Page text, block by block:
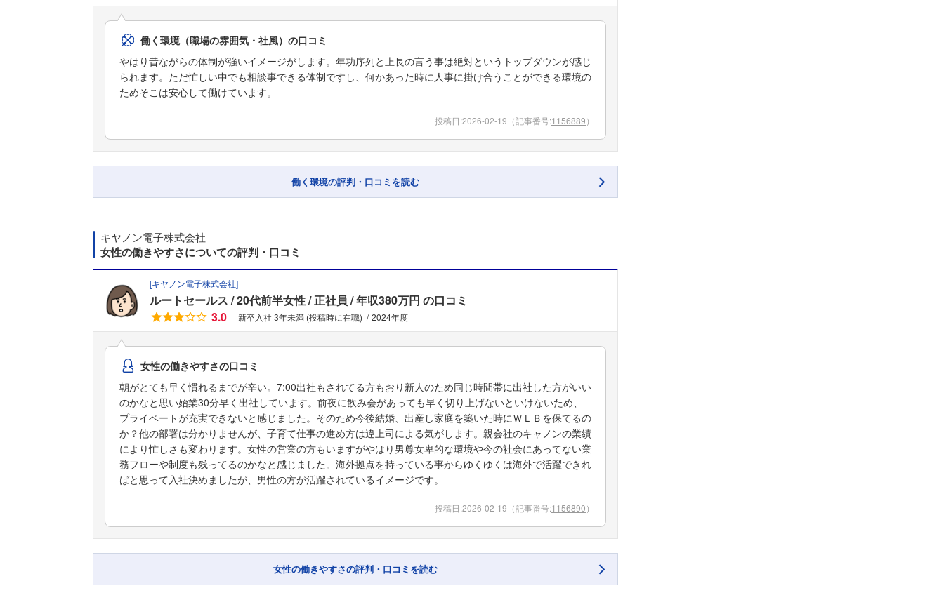
働く環境（職場の雰囲気・社風）の口コミ
やはり昔ながらの体制が強いイメージがします。年功序列と上長の言う事は絶対というトップダウンが感じ
られます。ただ忙しい中でも相談事できる体制ですし、何かあった時に人事に掛け合うことができる環境の
ためそこは安心して働けています。
投稿日:2026-02-19 （記事番号:1156889）
働く環境の評判・口コミを読む
キヤノン電子株式会社
女性の働きやすさについての評判・口コミ
[キヤノン電子株式会社]
ルートセールス 20代前半女性 正社員 年収380万円 の口コミ
3.0
新卒入社 3年未満 (投稿時に在職) 2024年度
女性の働きやすさの口コミ
朝がとても早く慣れるまでが辛い。7:00出社もされてる方もおり新人のため同じ時間帯に出社した方がいい
のかなと思い始業30分早く出社しています。前夜に飲み会があっても早く切り上げないといけないため、
プライベートが充実できないと感じました。そのため今後結婚、出産し家庭を築いた時にＷＬＢを保てるの
か？他の部署は分かりませんが、子育て仕事の進め方は違上司による気がします。親会社のキャノンの業績
により忙しさも変わります。女性の営業の方もいますがやはり男尊女卑的な環境や今の社会にあってない業
務フローや制度も残ってるのかなと感じました。海外拠点を持っている事からゆくゆくは海外で活躍できれ
ばと思って入社決めましたが、男性の方が活躍されているイメージです。
投稿日:2026-02-19 （記事番号:1156890）
女性の働きやすさの評判・口コミを読む